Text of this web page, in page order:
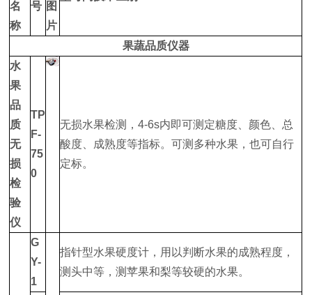
名
称
号 图
片
果蔬品质仪器
水
果
品
质
无
损
检
验
仪
TP
F-
75
0
无损水果检测，4-6s内即可测定糖度、颜色、总
酸度、成熟度等指标。可测多种水果，也可自行
定标。
G
Y-
1
指针型水果硬度计，用以判断水果的成熟程度，
测头中等，测苹果和梨等较硬的水果。